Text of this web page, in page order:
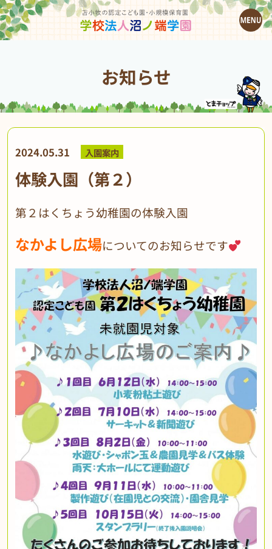
お知らせ
2024.05.31 入園案内
体験入園（第２）
第２はくちょう幼稚園の体験入園
なかよし広場についてのお知らせです